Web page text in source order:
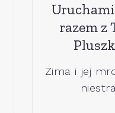
razem z
Zima i jej